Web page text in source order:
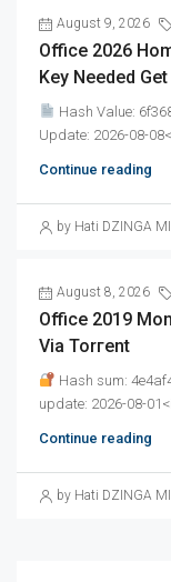
August 9, 2026
Office 2026
Key Needed
Hash Value:
Update: 2026-08-
Continue reading
by Hati DZINGA
August 8, 2026
Office 2019
Via Torгent
Hash sum:
update: 2026-08-
Continue reading
by Hati DZINGA